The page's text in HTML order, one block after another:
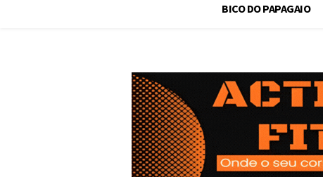
BICO DO PAPAGAIO